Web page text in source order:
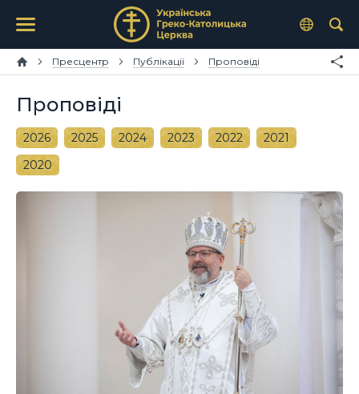
Пресцентр Публікації Проповіді
Проповіді
2026 2025 2024 2023 2022
2021
2020